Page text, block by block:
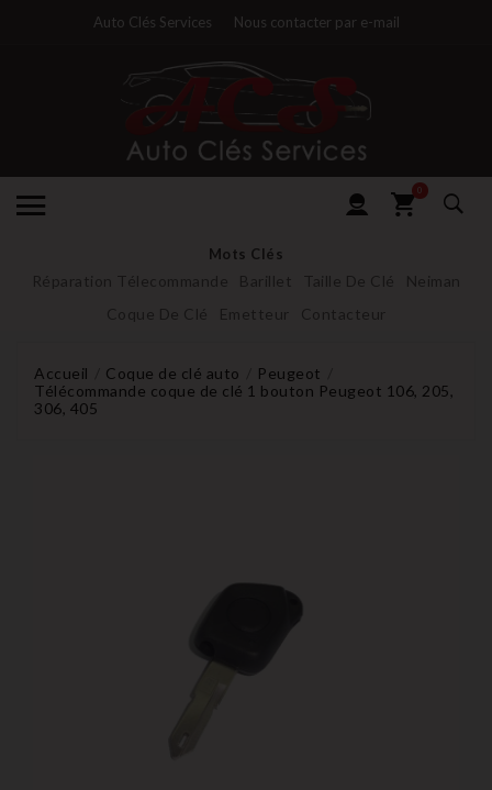
Auto Clés Services Nous contacter par e-mail
0
Mots Clés
Réparation Télecommande Barillet Taille De Clé
Neiman
Coque De Clé
Emetteur Contacteur
Accueil Coque de clé auto
Peugeot
Télécommande coque de clé 1 bouton Peugeot 106, 205,
306, 405